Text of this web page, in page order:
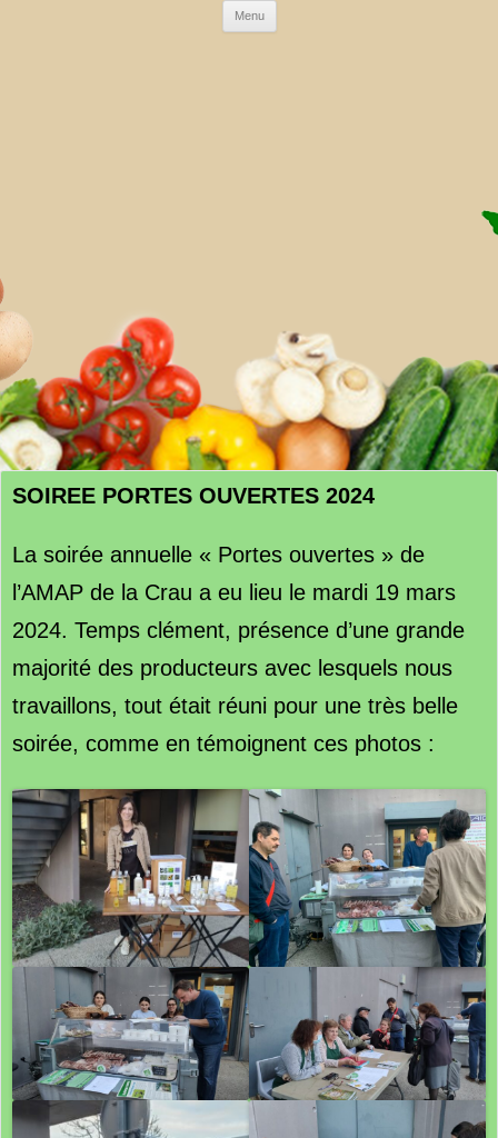
Menu
SOIREE PORTES OUVERTES 2024
La soirée annuelle « Portes ouvertes » de
l’AMAP de la Crau a eu lieu le mardi 19 mars
2024. Temps clément, présence d’une grande
majorité des producteurs avec lesquels nous
travaillons, tout était réuni pour une très belle
soirée, comme en témoignent ces photos :